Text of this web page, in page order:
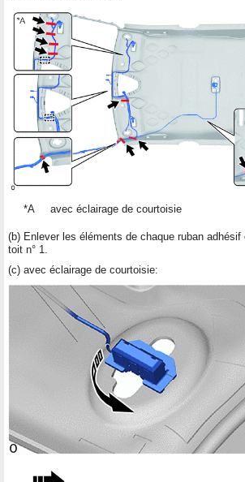
*A avec éclairage de courtoisie
(b) Enlever les éléments de chaque ruban
toit n° 1.
(c) avec éclairage de courtoisie: